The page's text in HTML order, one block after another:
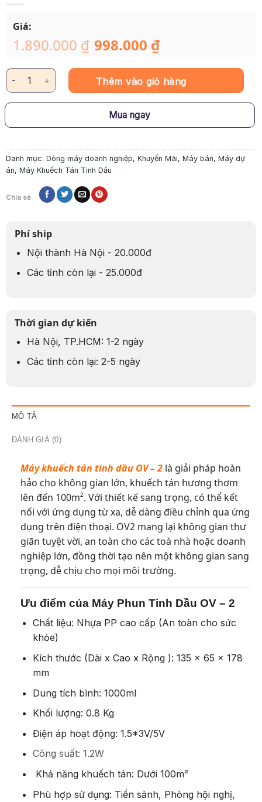
Giá:
1.890.000 ₫ Giá
gốc
1.890.000 ₫.
998.000 ₫
là:
998.000 ₫.
Máy Khuếch Tán Tinh Dầu "OV2" số lượng
Thêm vào giỏ hàng
Mua ngay
Danh mục: Dòng máy doanh nghiệp, Khuyến Mãi, Máy bán, Máy dự
án, Máy Khuếch Tán Tinh Dầu
Chia sẻ:
Phí ship
Nội thành Hà Nội - 20.000đ
Các tỉnh còn lại - 25.000đ
Thời gian dự kiến
Hà Nội, TP.HCM: 1-2 ngày
Các tỉnh còn lại: 2-5 ngày
MÔ TẢ
ĐÁNH GIÁ (0)
Máy khuếch tán tinh dầu OV – 2là giải pháp hoàn
hảo cho không gian lớn, khuếch tán hương thơm
lên đến 100m². Với thiết kế sang trọng, có thể kết
nối với ứng dụng từ xa, dễ dàng điều chỉnh qua ứng
dụng trên điện thoại. OV2 mang lại không gian thư
giãn tuyệt vời, an toàn cho các toà nhà hoặc doanh
nghiệp lớn, đồng thời tạo nên một không gian sang
trọng, dễ chịu cho mọi môi trường.
Ưu điểm của Máy Phun Tinh Dầu OV – 2
Chất liệu: Nhựa PP cao cấp (An toàn cho sức
khỏe)
Kích thước (Dài x Cao x Rộng ): 135 x 65 x 178
mm
Dung tích bình: 1000ml
Khối lượng: 0.8 Kg
Điện áp hoạt động: 1.5*3V/5V
Công suất: 1.2W
Khả năng khuếch tán: Dưới 100m²
Phù hợp sử dụng: Tiền sảnh, Phòng hội nghị,